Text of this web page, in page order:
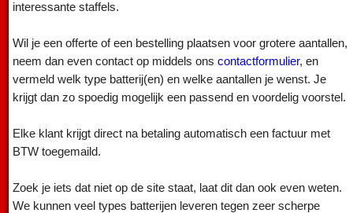
interessante staffels.
Wil je een offerte of een bestelling plaatsen voor grotere aantallen,
neem dan even contact op middels ons contactformulier, en
vermeld welk type batterij(en) en welke aantallen je wenst. Je
krijgt dan zo spoedig mogelijk een passend en voordelig voorstel.
Elke klant krijgt direct na betaling automatisch een factuur met
BTW toegemaild.
Zoek je iets dat niet op de site staat, laat dit dan ook even weten.
We kunnen veel types batterijen leveren tegen zeer scherpe